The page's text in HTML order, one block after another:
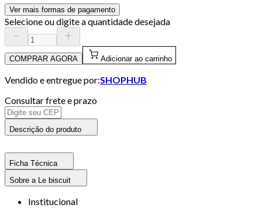
Ver mais formas de pagamento
Selecione ou digite a quantidade desejada
COMPRAR AGORA Adicionar ao carrinho
Vendido e entregue por:SHOPHUB
Consultar frete e prazo
Descrição do produto
Ficha Técnica
Sobre a Le biscuit
Institucional